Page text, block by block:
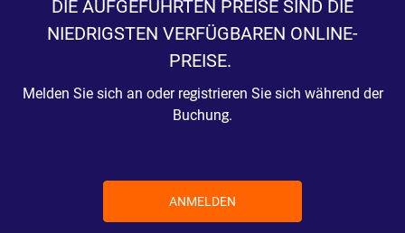
DIE AUFGEFÜHRTEN PREISE SIND DIE
NIEDRIGSTEN VERFÜGBAREN ONLINE-
PREISE.
Melden Sie sich an oder registrieren Sie sich während der
Buchung.
ANMELDEN